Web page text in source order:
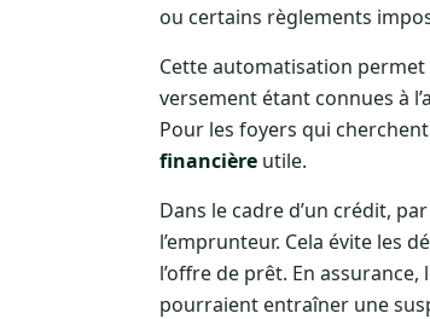
ou certains règlements
Cette automatisation
versement étant connues à
Pour les foyers qui
financière utile.
Dans le cadre d’un crédit,
l’emprunteur. Cela évite les
l’offre de prêt. En
pourraient entraîner une